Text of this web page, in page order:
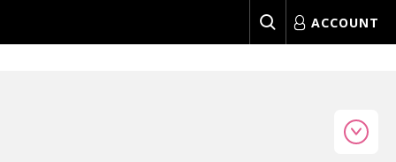
ACCOUNT